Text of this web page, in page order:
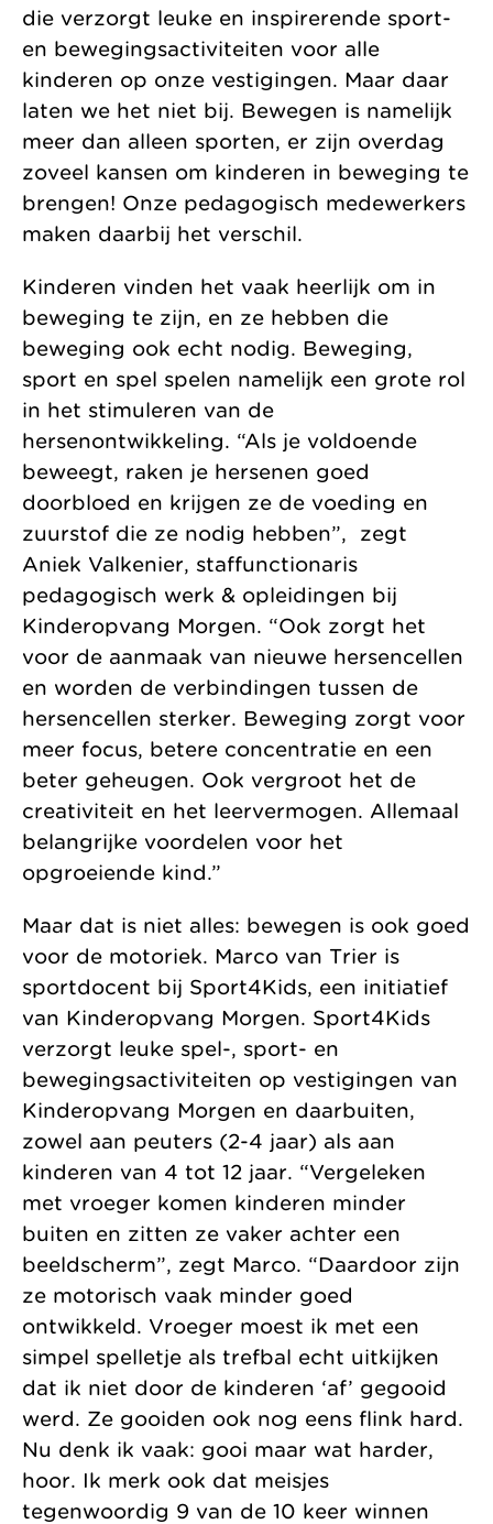
die verzorgt leuke en inspirerende sport-
en bewegingsactiviteiten voor alle
kinderen op onze vestigingen. Maar daar
laten we het niet bij. Bewegen is namelijk
meer dan alleen sporten, er zijn overdag
zoveel kansen om kinderen in beweging te
brengen! Onze pedagogisch medewerkers
maken daarbij het verschil.
Kinderen vinden het vaak heerlijk om in
beweging te zijn, en ze hebben die
beweging ook echt nodig. Beweging,
sport en spel spelen namelijk een grote rol
in het stimuleren van de
hersenontwikkeling. “Als je voldoende
beweegt, raken je hersenen goed
doorbloed en krijgen ze de voeding en
zuurstof die ze nodig hebben”, zegt
Aniek Valkenier, staffunctionaris
pedagogisch werk & opleidingen bij
Kinderopvang Morgen. “Ook zorgt het
voor de aanmaak van nieuwe hersencellen
en worden de verbindingen tussen de
hersencellen sterker. Beweging zorgt voor
meer focus, betere concentratie en een
beter geheugen. Ook vergroot het de
creativiteit en het leervermogen. Allemaal
belangrijke voordelen voor het
opgroeiende kind.”
Maar dat is niet alles: bewegen is ook goed
voor de motoriek. Marco van Trier is
sportdocent bij Sport4Kids, een initiatief
van Kinderopvang Morgen. Sport4Kids
verzorgt leuke spel-, sport- en
bewegingsactiviteiten op vestigingen van
Kinderopvang Morgen en daarbuiten,
zowel aan peuters (2-4 jaar) als aan
kinderen van 4 tot 12 jaar. “Vergeleken
met vroeger komen kinderen minder
buiten en zitten ze vaker achter een
beeldscherm”, zegt Marco. “Daardoor zijn
ze motorisch vaak minder goed
ontwikkeld. Vroeger moest ik met een
simpel spelletje als trefbal echt uitkijken
dat ik niet door de kinderen ‘af’ gegooid
werd. Ze gooiden ook nog eens flink hard.
Nu denk ik vaak: gooi maar wat harder,
hoor. Ik merk ook dat meisjes
tegenwoordig 9 van de 10 keer winnen